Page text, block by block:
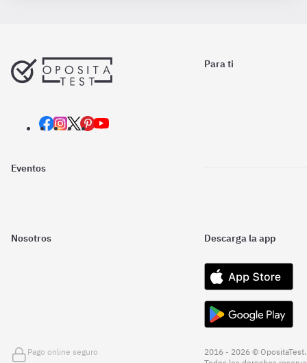
Para ti
Eventos
Nosotros Descarga la app
Pago online seguro
2016 - 2026 © OpositaTest.